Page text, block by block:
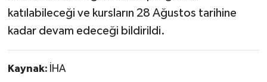
katılabileceği ve kursların 28 Ağustos tarihine
kadar devam edeceği bildirildi.
Kaynak: İHA